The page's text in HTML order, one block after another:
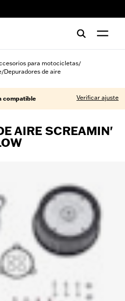
para motocicletas/
/Depuradores de aire
compatible Verificar ajuste
AIRE SCREAMIN'